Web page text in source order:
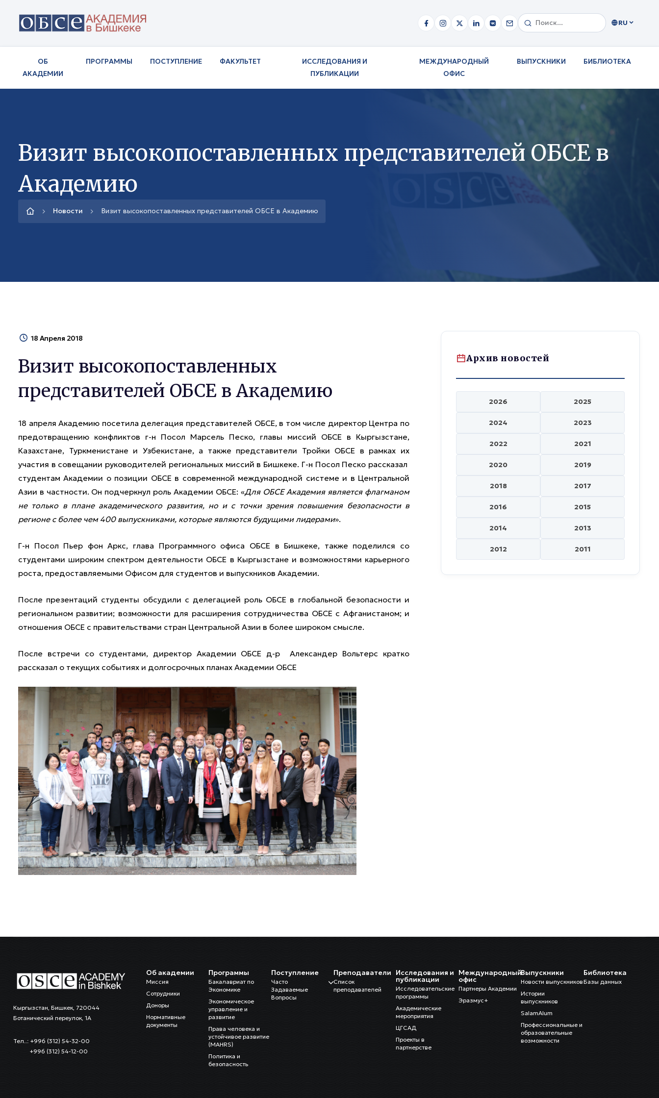
RU
ОБ
АКАДЕМИИ
ПРОГРАММЫ ПОСТУПЛЕНИЕ ФАКУЛЬТЕТ
ИССЛЕДОВАНИЯ И
ПУБЛИКАЦИИ
МЕЖДУНАРОДНЫЙ
ОФИС
ВЫПУСКНИКИ БИБЛИОТЕКА
Визит высокопоставленных представителей ОБСЕ в
Академию
Новости Визит высокопоставленных представителей ОБСЕ в Академию
18 Апреля 2018
Визит высокопоставленных
представителей ОБСЕ в Академию
18 апреля Академию посетила делегация представителей ОБСЕ, в том числе директор Центра по
предотвращению конфликтов г-н Посол Марсель Песко, главы миссий ОБСЕ в Кыргызстане,
Казахстане, Туркменистане и Узбекистане, а также представители Тройки ОБСЕ в рамках их
участия в совещании руководителей региональных миссий в Бишкеке. Г-н Посол Пеcко рассказал
студентам Академии о позиции ОБСЕ в современной международной системе и в Центральной
Азии в частности. Он подчеркнул роль Академии ОБСЕ: «Для ОБСЕ Академия является флагманом
не только в плане академического развития, но и с точки зрения повышения безопасности в
регионе с более чем 400 выпускниками, которые являются будущими лидерами».
Г-н Посол Пьер фон Аркс, глава Программного офиса ОБСЕ в Бишкеке, также поделился со
студентами широким спектром деятельности ОБСЕ в Кыргызстане и возможностями карьерного
роста, предоставляемыми Офисом для студентов и выпускников Академии.
После презентаций студенты обсудили с делегацией роль ОБСЕ в глобальной безопасности и
региональном развитии; возможности для расширения сотрудничества ОБСЕ с Афганистаном; и
отношения ОБСЕ с правительствами стран Центральной Азии в более широком смысле.
После встречи со студентами, директор Академии ОБСЕ д-р Александер Вольтерс кратко
рассказал о текущих событиях и долгосрочных планах Академии ОБСЕ
Архив новостей
2026 2025
2024 2023
2022 2021
2020 2019
2018 2017
2016 2015
2014 2013
2012 2011
Кыргызстан, Бишкек, 720044
Ботанический переулок, 1А
Тел..: +996 (312) 54-32-00
+996 (312) 54-12-00
Об академии
Миссия
Сотрудники
Доноры
Нормативные
документы
Программы
Бакалавриат по
Экономике
Экономическое
управление и
развитие
Права человека и
устойчивое развитие
(MAHRS)
Политика и
безопасность
Поступление
Часто
Задаваемые
Вопросы
Преподаватели
Список
преподавателей
Исследования и
публикации
Исследовательские
программы
Академические
мероприятия
ЦГСАД
Проекты в
партнерстве
Международный
офис
Партнеры Академии
Эразмус+
Выпускники
Новости выпускников
Истории
выпускников
SalamAlum
Профессиональные и
образовательные
возможности
Библиотека
Базы данных